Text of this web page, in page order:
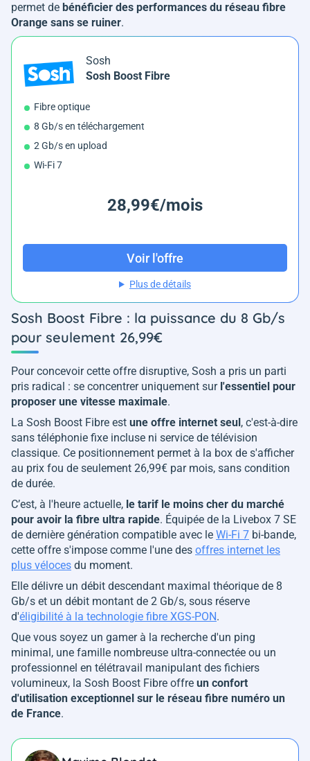
permet de bénéficier des performances du réseau fibre
Orange sans se ruiner.
Sosh
Sosh Boost Fibre
Fibre optique
8 Gb/s en téléchargement
2 Gb/s en upload
Wi-Fi 7
28,99€/mois
Voir l'offre
Plus de détails
Sosh Boost Fibre : la puissance du 8 Gb/s
pour seulement 26,99€
Pour concevoir cette offre disruptive, Sosh a pris un parti
pris radical : se concentrer uniquement sur l'essentiel pour
proposer une vitesse maximale.
La Sosh Boost Fibre est une offre internet seul, c'est-à-dire
sans téléphonie fixe incluse ni service de télévision
classique. Ce positionnement permet à la box de s'afficher
au prix fou de seulement 26,99€ par mois, sans condition
de durée.
C’est, à l'heure actuelle, le tarif le moins cher du marché
pour avoir la fibre ultra rapide. Équipée de la Livebox 7 SE
de dernière génération compatible avec le Wi-Fi 7 bi-bande,
cette offre s'impose comme l'une des offres internet les
plus véloces du moment.
Elle délivre un débit descendant maximal théorique de 8
Gb/s et un débit montant de 2 Gb/s, sous réserve
d'éligibilité à la technologie fibre XGS-PON.
Que vous soyez un gamer à la recherche d'un ping
minimal, une famille nombreuse ultra-connectée ou un
professionnel en télétravail manipulant des fichiers
volumineux, la Sosh Boost Fibre offre un confort
d'utilisation exceptionnel sur le réseau fibre numéro un
de France.